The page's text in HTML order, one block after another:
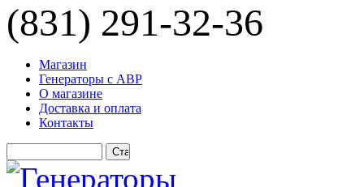
(831) 291-32-36
Магазин
Генераторы с АВР
О магазине
Доставка и оплата
Контакты